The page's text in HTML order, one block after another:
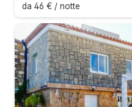
da 46 € / notte